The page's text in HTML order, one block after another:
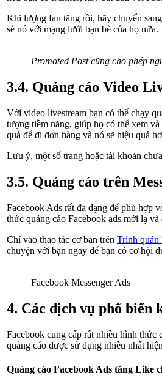
Khi lượng fan tăng rồi, hãy chuyển
sẻ nó với mạng lưới bạn bè của họ nữa.
Promoted Post cũng cho phép
3.4. Quảng cáo Video
Với video livestream bạn có thể chạy
tượng tiềm năng, giúp họ có thể xem
quả để đi đơn hàng và nó sẽ hiệu quả
Lưu ý, một số trang hoặc tài khoản
3.5. Quảng cáo trên
Facebook Ads rất đa dạng để phù hợp
thức quảng cáo Facebook ads mới lạ
Chỉ vào thao tác cơ bản trên Trình quản
chuyện với bạn ngay để bạn có cơ hội
Facebook Messenger Ads
4. Các dịch vụ phổ biến
Facebook cung cấp rất nhiều hình
quảng cáo được sử dụng nhiều nhất
Quảng cáo Facebook Ads tăng Like